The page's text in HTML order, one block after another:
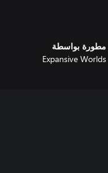
في أي مكان تقريبًا وتقليل
مطورة بواسطة
Expansive Worlds